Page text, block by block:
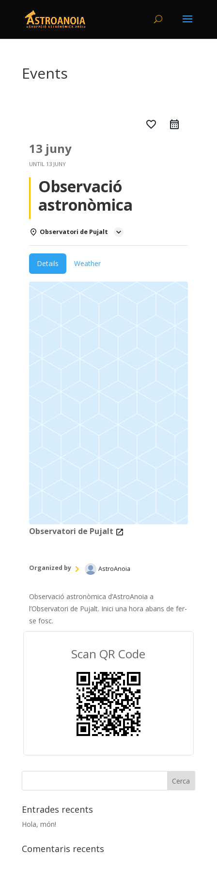
Events
favorite_border
13 juny
UNTIL 13 JUNY
Observació
astronòmica
Observatori de Pujalt
Details Weather
Observatori de Pujalt
Organized by AstroAnoia
Observació astronòmica d’AstroAnoia a
l’Observatori de Pujalt. Inici una hora abans de fer-
se fosc.
Scan QR Code
Entrades recents
Hola, món!
Comentaris recents